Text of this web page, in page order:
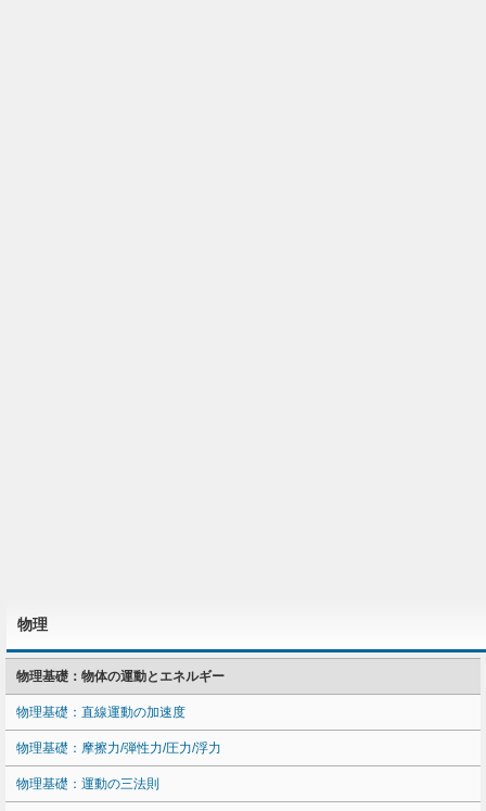
物理
物理基礎：物体の運動とエネルギー
物理基礎：直線運動の加速度
物理基礎：摩擦力/弾性力/圧力/浮力
物理基礎：運動の三法則